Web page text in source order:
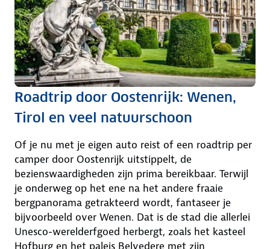
Roadtrip door Oostenrijk: Wenen,
Tirol en veel natuurschoon
Of je nu met je eigen auto reist of een roadtrip per
camper door Oostenrijk uitstippelt, de
bezienswaardigheden zijn prima bereikbaar. Terwijl
je onderweg op het ene na het andere fraaie
bergpanorama getrakteerd wordt, fantaseer je
bijvoorbeeld over Wenen. Dat is de stad die allerlei
Unesco-werelderfgoed herbergt, zoals het kasteel
Hofburg en het paleis Belvedere met zijn